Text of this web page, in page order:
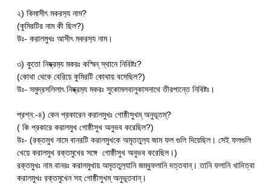
২) কিমাসীৎ মকরস‍্য নাম?
(কুমিরটির নাম কী ছিল?)
উঃ- করালমুখঃ আসীৎ মকরস‍্য নাম।
৩) কুতো নিষ্ক্রম‍্য মকরঃ কস্মিন্ স্থানে নিবিষ্টঃ?
(কোথা থেকে বেরিয়ে কুমিরটি কোথায় বসেছিল?)
উঃ- সমুদ্রসলিলাৎ নিষ্ক্রম‍্য মকরঃ সুকোমলবালুকাসনাথে তীরপান্তে নিবিষ্টঃ।
প্রশ্ন:-৪) কেন প্রকারেন করালমুখঃ গোষ্ঠীসুখম্ অনুভূতম্?
( কি প্রকারে করালমুখ গোষ্ঠীসুখ অনুভব করেছিল?)
উঃ- (রক্তমুখ নামে বানরটি করালমুখকে অমৃততুল‍্য জাম ফল গুলি দিয়েছিল। সেই ফলগুলি
খেয়ে করালমুখ রক্তমুখের সঙ্গে গোষ্ঠীসুখ অনুভব করেছিল।)
রক্তমুখঃ নাম বানরঃ করালমুখায় অমৃততুল‍্যানি জম্বুফলানি দত্তবান্। তানি ফলানি খাদিত্বা
করালমুখঃ রক্তমুখেন সহ গোষ্ঠীসুখম্ অনুভূতবান্।